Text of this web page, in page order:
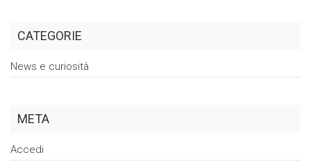
CATEGORIE
News e curiosità
META
Accedi